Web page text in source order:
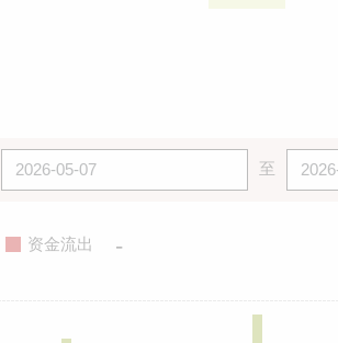
至
资金流出 -